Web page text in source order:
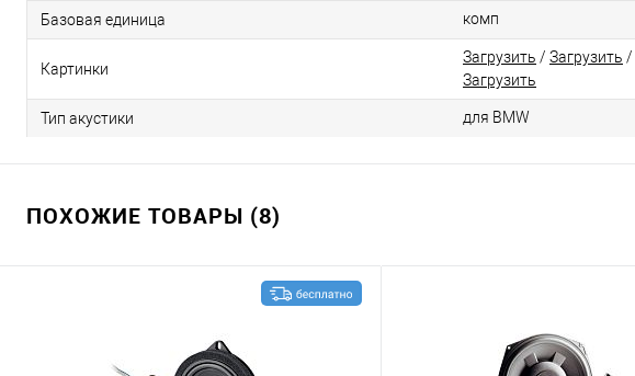
Базовая единица комп
Картинки
Загрузить / Загрузить /
Загрузить
Тип акустики для BMW
ПОХОЖИЕ ТОВАРЫ (8)